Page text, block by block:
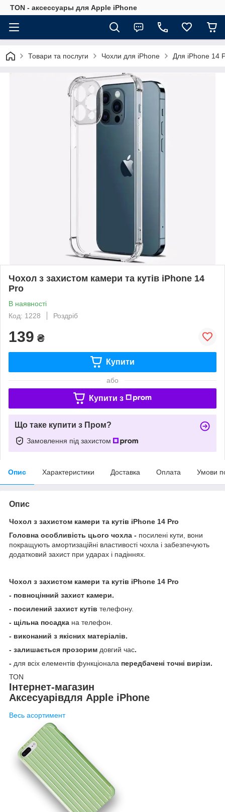
TON - аксессуары для Apple iPhone
Товари та послуги Чохли для iPhone Для iPhone 14
Чохол з захистом камери та кутів iPhone 14
Pro
В наявності
Код: 1228
Роздріб
139 ₴
Купити
або
Купити з
Що таке купити з Пром?
Замовлення під захистом
Опис Характеристики Доставка Оплата Умови
Опис
Чохол з захистом камери та кутів iPhone 14 Pro
Головна особливість цього чохла - посилені кути, вони
покращують амортизаційні властивості чохла і забезпечують
додатковий захист при ударах і падіннях.
Чохол з захистом камери та кутів iPhone 14 Pro
- повноцінний захист камери.
- посилений захист кутів телефону.
- щільна посадка на телефон.
- виконаний з якісних матеріалів.
- залишається прозорим довгий час.
- для всіх елементів функціонала передбачені точні вирізи.
ТОN
Інтернет-магазин
Аксесуарівдля Apple iPhone
Весь асортимент